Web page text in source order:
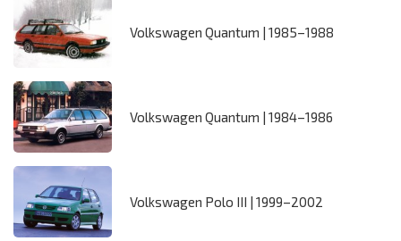
Volkswagen Quantum | 1985–1988
Volkswagen Quantum | 1984–1986
Volkswagen Polo III | 1999–2002